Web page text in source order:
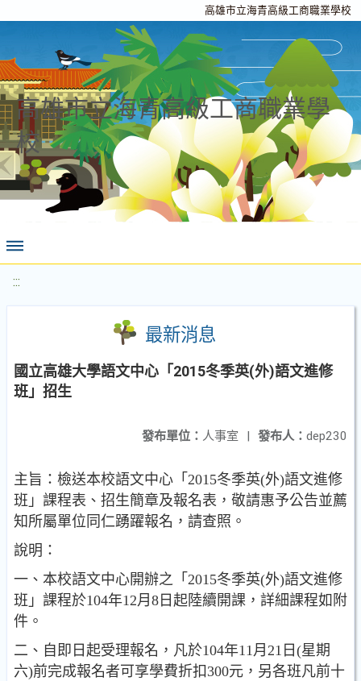
高雄市立海青高級工商職業學校
高雄市立海青高級工商職業學
校
:::
最新消息
國立高雄大學語文中心「2015冬季英(外)語文進修
班」招生
發布人： dep230
發布單位： 人事室 |
主旨：檢送本校語文中心「2015冬季英(外)語文進修
班」課程表、招生簡章及報名表，敬請惠予公告並薦
知所屬單位同仁踴躍報名，請查照。
說明：
一、本校語文中心開辦之「2015冬季英(外)語文進修
班」課程於104年12月8日起陸續開課，詳細課程如附
件。
二、自即日起受理報名，凡於104年11月21日(星期
六)前完成報名者可享學費折扣300元，另各班凡前十